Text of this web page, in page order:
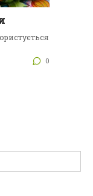
0